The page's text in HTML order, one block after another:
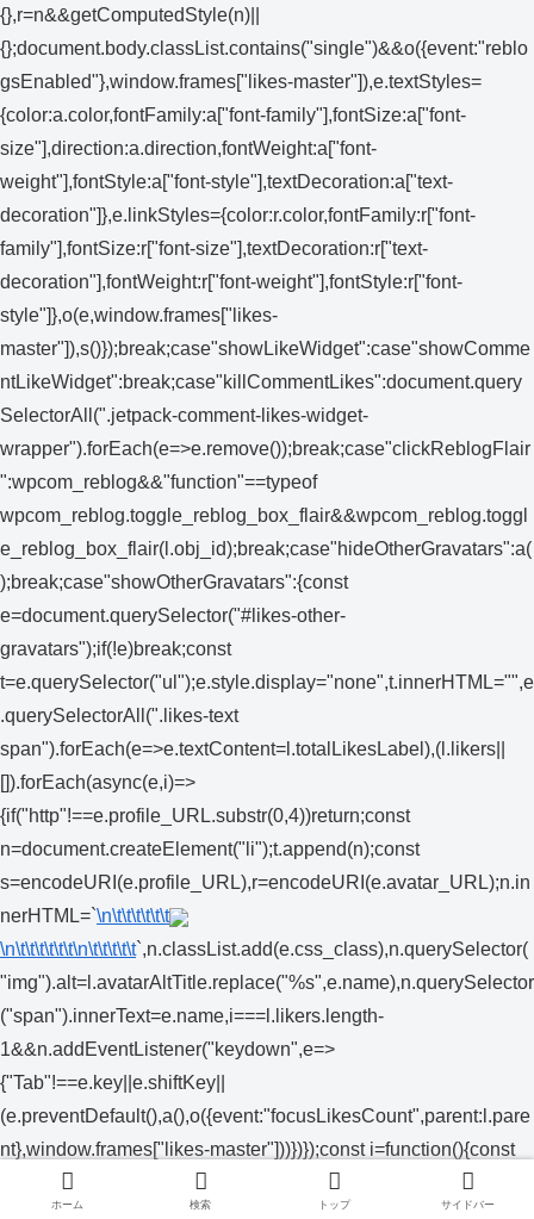
ホーム 検索 トップ サイドバー
{},r=n&&getComputedStyle(n)||
{};document.body.classList.contains("single")&&o({event:"reblo
gsEnabled"},window.frames["likes-master"]),e.textStyles=
{color:a.color,fontFamily:a["font-family"],fontSize:a["font-
size"],direction:a.direction,fontWeight:a["font-
weight"],fontStyle:a["font-style"],textDecoration:a["text-
decoration"]},e.linkStyles={color:r.color,fontFamily:r["font-
family"],fontSize:r["font-size"],textDecoration:r["text-
decoration"],fontWeight:r["font-weight"],fontStyle:r["font-
style"]},o(e,window.frames["likes-
master"]),s()});break;case"showLikeWidget":case"showComme
ntLikeWidget":break;case"killCommentLikes":document.query
SelectorAll(".jetpack-comment-likes-widget-
wrapper").forEach(e=>e.remove());break;case"clickReblogFlair
":wpcom_reblog&&"function"==typeof
wpcom_reblog.toggle_reblog_box_flair&&wpcom_reblog.toggl
e_reblog_box_flair(l.obj_id);break;case"hideOtherGravatars":a(
);break;case"showOtherGravatars":{const
e=document.querySelector("#likes-other-
gravatars");if(!e)break;const
t=e.querySelector("ul");e.style.display="none",t.innerHTML="",e
.querySelectorAll(".likes-text
span").forEach(e=>e.textContent=l.totalLikesLabel),(l.likers||
[]).forEach(async(e,i)=>
{if("http"!==e.profile_URL.substr(0,4))return;const
n=document.createElement("li");t.append(n);const
s=encodeURI(e.profile_URL),r=encodeURI(e.avatar_URL);n.in
nerHTML=`\n\t\t\t\t\t\t
\n\t\t\t\t\t\t\n\t\t\t\t\t`,n.classList.add(e.css_class),n.querySelector(
"img").alt=l.avatarAltTitle.replace("%s",e.name),n.querySelector
("span").innerText=e.name,i===l.likers.length-
1&&n.addEventListener("keydown",e=>
{"Tab"!==e.key||e.shiftKey||
(e.preventDefault(),a(),o({event:"focusLikesCount",parent:l.pare
nt},window.frames["likes-master"]))})});const i=function(){const